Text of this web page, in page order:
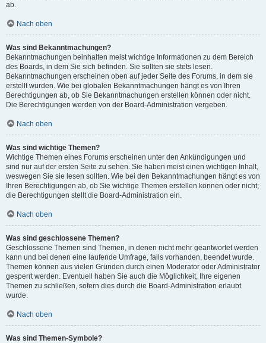
ab.
Nach oben
Was sind Bekanntmachungen?
Bekanntmachungen beinhalten meist wichtige Informationen zu dem Bereich
des Boards, in dem Sie sich befinden. Sie sollten sie stets lesen.
Bekanntmachungen erscheinen oben auf jeder Seite des Forums, in dem sie
erstellt wurden. Wie bei globalen Bekanntmachungen hängt es von Ihren
Berechtigungen ab, ob Sie Bekanntmachungen erstellen können oder nicht.
Die Berechtigungen werden von der Board-Administration vergeben.
Nach oben
Was sind wichtige Themen?
Wichtige Themen eines Forums erscheinen unter den Ankündigungen und
sind nur auf der ersten Seite zu sehen. Sie haben meist einen wichtigen Inhalt,
weswegen Sie sie lesen sollten. Wie bei den Bekanntmachungen hängt es von
Ihren Berechtigungen ab, ob Sie wichtige Themen erstellen können oder nicht;
die Berechtigungen stellt die Board-Administration ein.
Nach oben
Was sind geschlossene Themen?
Geschlossene Themen sind Themen, in denen nicht mehr geantwortet werden
kann und bei denen eine laufende Umfrage, falls vorhanden, beendet wurde.
Themen können aus vielen Gründen durch einen Moderator oder Administrator
gesperrt werden. Eventuell haben Sie auch die Möglichkeit, Ihre eigenen
Themen zu schließen, sofern dies durch die Board-Administration erlaubt
wurde.
Nach oben
Was sind Themen-Symbole?